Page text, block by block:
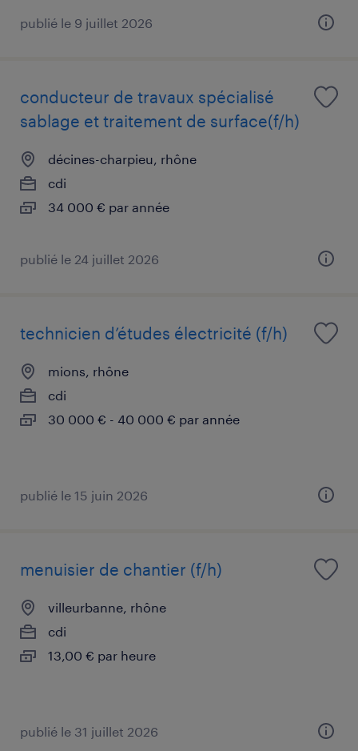
publié le 9 juillet 2026
conducteur de travaux spécialisé
sablage et traitement de surface(f/h)
décines-charpieu, rhône
cdi
34 000 € par année
publié le 24 juillet 2026
technicien d’études électricité (f/h)
mions, rhône
cdi
30 000 € - 40 000 € par année
publié le 15 juin 2026
menuisier de chantier (f/h)
villeurbanne, rhône
cdi
13,00 € par heure
publié le 31 juillet 2026